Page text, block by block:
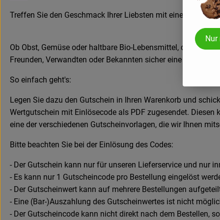
Treffen Sie den Geschmack Ihrer Liebsten mit einem
Ob Obst, Gemüse oder haltbare Bio-Lebensmittel, die oder
Freunden, Verwandten oder Bekannten sicher eine Freude -
So einfach geht's:
Legen Sie dazu den Gutschein in Ihren Warenkorb und
Wertgutschein mit Einlösecode als PDF zugesendet.
eine der verschiedenen Gutscheinvorlagen, die wir Ihnen
Bitte beachten Sie bei der Einlösung des Codes:
- Der Gutschein kann nur für unseren Lieferservice und nur
- Es kann nur 1 Gutscheincode pro Bestellung eingelöst
- Der Gutscheinwert kann auf mehrere Bestellungen
- Eine (Bar-)Auszahlung des Gutscheinwertes ist nicht
- Der Gutscheincode kann nicht direkt nach dem Bestellen,
Nur